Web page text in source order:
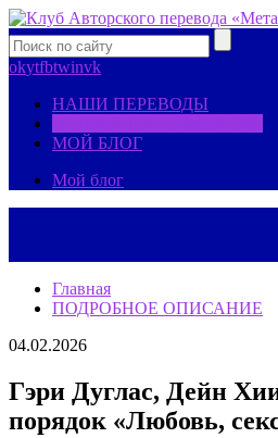
okytfbtwinvk
НАШИ ПЕРЕВОДЫ
МОЙ БЛОГ
Мой блог
Главная
ПОДРОБНОЕ ОПИСАНИЕ
04.02.2026
Гэри Дуглас, Дейн
порядок «Любовь,